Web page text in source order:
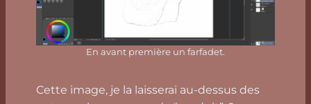
En avant première un farfadet.
Cette image, je la laisserai au-dessus des